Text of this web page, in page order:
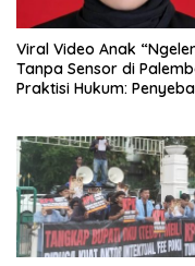
Viral Video Anak
Tanpa Sensor di
Praktisi Hukum: